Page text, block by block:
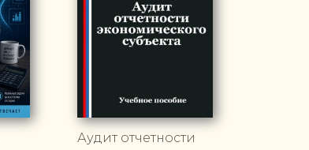
Аудит отчетности